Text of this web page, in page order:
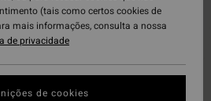
(tais como certos cookies de
mais informações, consulta a nossa
de privacidade
de cookies